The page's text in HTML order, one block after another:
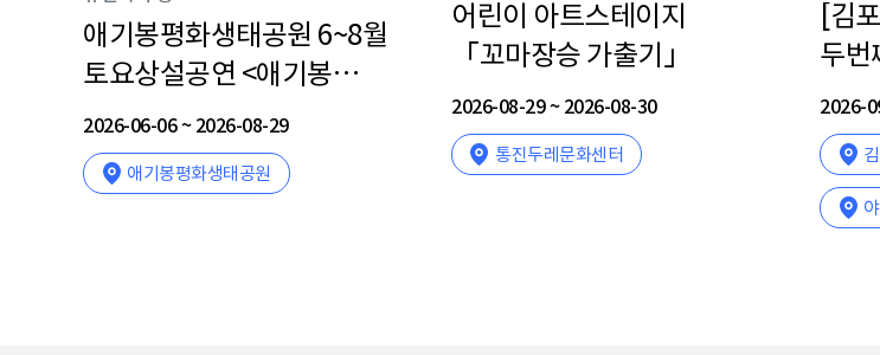
애기봉평화생태공원 6~8월
토요상설공연 <애기봉
날, 애기봉
장소
애기봉평화생태공원
날짜
2026-06-06~
08-29
애기봉평화생태공원 6~8월
토요상설공연 <애기봉
플레이리스트> Vol.3 그
여름 날, 애기봉
2026-06-06~ 2026-08-29
애기봉평화생태공원
어린이 아트스테이지
장소
통진두레문화센터
날짜
2026-08-29
어린이 아트스테이지
「꼬마장승 가출기」
2026-08-29~ 2026-08-30
통진두레문화센터
[
두
날
시
[김
두번
2026-
어린이 아트스테이지
「꼬마장승 가출기」
날짜
2026-08-29 ~
08-30
어린이 아트스테이지
「꼬마장승 가출기」
통진두레문화센터
[김포 𝑷𝑰𝑪𝑲 스테이지]
두번째달 콘서트
야외공연장
[김포 𝑷𝑰𝑪𝑲 스테이지]
두번째달 콘서트
2026-09-05
김포아트빌리지
아
장
날
기획
아트
2026-
경계에서의 공존: 우리사이의
공간
날짜
2026-04-14 ~
12-31
경계에서의 공존:
우리사이의 공간
밀다리마을박물관
김포문화재단 소장전
문화8경》
장소
밀다리마을박물관
날짜
2026-06-23
김포문화재단 소장전
《미래를 꿈꾸는 한강
문화8경》
2026-06-23~ 2026-12-31
밀다리마을박물관
달
침
장
날
한옥
달콤
침입
2026-
2026 통진별빛음악
2026-08-15 ~
2026 통진별빛음악
2026-08-15 2026-08-16
[미*만끽(滿噄)]
미디어유치원 'SUMMER
장소
기타
날짜
2026-07-28~
08-25
미디어유치원 'SUMMER
PLAY'
2026-07-28~2026-08-25
기타
모담도담 예술 한옥 나들이
_(초등학교 고학년)오행오감
장소
김포아트빌리지
한옥마을
날짜
2026-07-11
_(초등학교 고학년)오행오감
한옥 나들이
2026-07-11~ 2026-08-29
(
한
장
날
시
(영
한옥
2026-
통진별빛음악야행 | K-POP
모집
장소
기타
날짜
2026-08-15
Dance Challenge 참가자
모집
2026-08-15~ 2026-08-16
한
프
날
한옥
프로
2026-